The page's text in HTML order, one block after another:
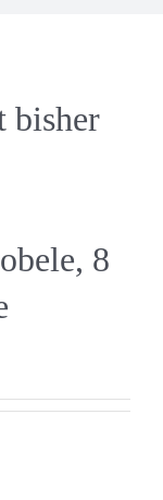
bisher
8